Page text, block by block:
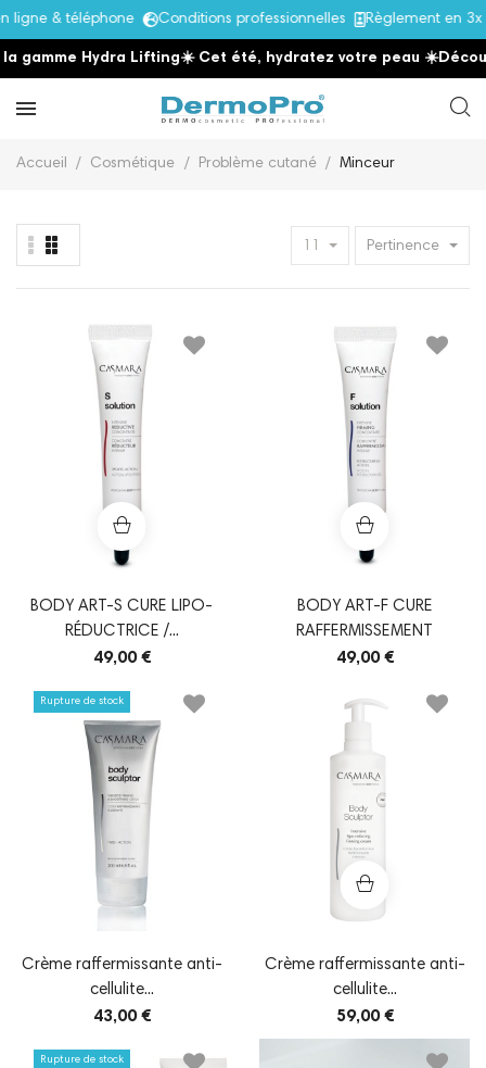
& téléphone Conditions professionnelles Règlement en 3x
gamme Hydra Lifting☀️ Cet été, hydratez votre peau ☀️
Accueil Cosmétique Problème cutané Minceur
11 Pertinence
BODY ART-S CURE LIPO-
RÉDUCTRICE /...
49,00 €
BODY ART-F CURE
RAFFERMISSEMENT
49,00 €
Rupture de stock
Crème raffermissante anti-
cellulite...
43,00 €
Crème raffermissante anti-
cellulite...
59,00 €
Rupture de stock